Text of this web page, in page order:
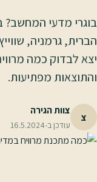
בוגרי מדעי המחשב?
הברית, גרמניה,
יצא לבדוק כמה
והתוצאות מפתיעות.
צ
צוות הגירה
עודכן ב-16.5.2024